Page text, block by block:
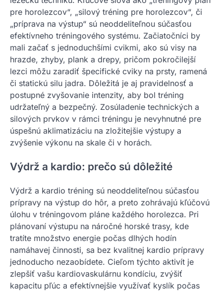
pre horolezcov“, „silový tréning pre horolezcov“, či
„príprava na výstup“ sú neoddeliteľnou súčasťou
efektívneho tréningového systému. Začiatočníci by
mali začať s jednoduchšími cvikmi, ako sú visy na
hrazde, zhyby, plank a drepy, pričom pokročilejší
lezci môžu zaradiť špecifické cviky na prsty, ramená
či statickú silu jadra. Dôležitá je aj pravidelnosť a
postupné zvyšovanie intenzity, aby bol tréning
udržateľný a bezpečný. Zosúladenie technických a
silových prvkov v rámci tréningu je nevyhnutné pre
úspešnú aklimatizáciu na zložitejšie výstupy a
zvýšenie výkonu na skale či v horách.
Výdrž a kardio: prečo sú dôležité
Výdrž a kardio tréning sú neoddeliteľnou súčasťou
prípravy na výstup do hôr, a preto zohrávajú kľúčovú
úlohu v tréningovom pláne každého horolezca. Pri
plánovaní výstupu na náročné horské trasy, kde
tratíte množstvo energie počas dlhých hodín
namáhavej činnosti, sa bez kvalitnej kardio prípravy
jednoducho nezaobídete. Cieľom týchto aktivít je
zlepšiť vašu kardiovaskulárnu kondíciu, zvýšiť
kapacitu pľúc a efektívnejšie využívať kyslík počas